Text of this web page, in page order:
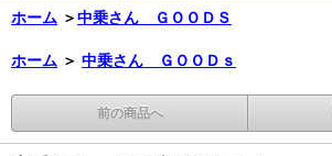
ホーム ＞中乗さん ＧＯＯＤＳ
ホーム ＞ 中乗さん ＧＯＯＤｓ
前の商品へ